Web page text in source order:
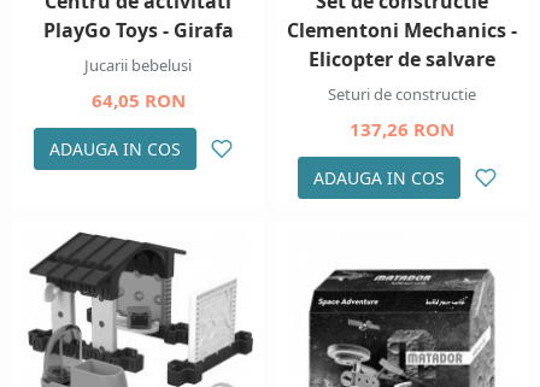
PlayGo Toys - Girafa
Jucarii bebelusi
64,05 RON
ADAUGA IN COS
Clementoni Mechanics -
Elicopter de salvare
Seturi de constructie
137,26 RON
ADAUGA IN COS